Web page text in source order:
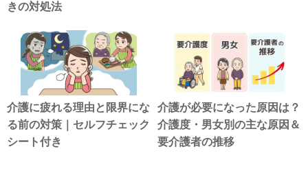
きの対処法
介護に疲れる理由と限界にな
る前の対策｜セルフチェック
シート付き
介護が必要になった原因は？
介護度・男女別の主な原因＆
要介護者の推移